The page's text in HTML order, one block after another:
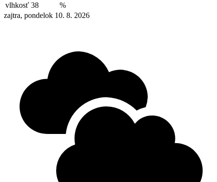
vlhkosť 38
%
zajtra, pondelok 10. 8. 2026